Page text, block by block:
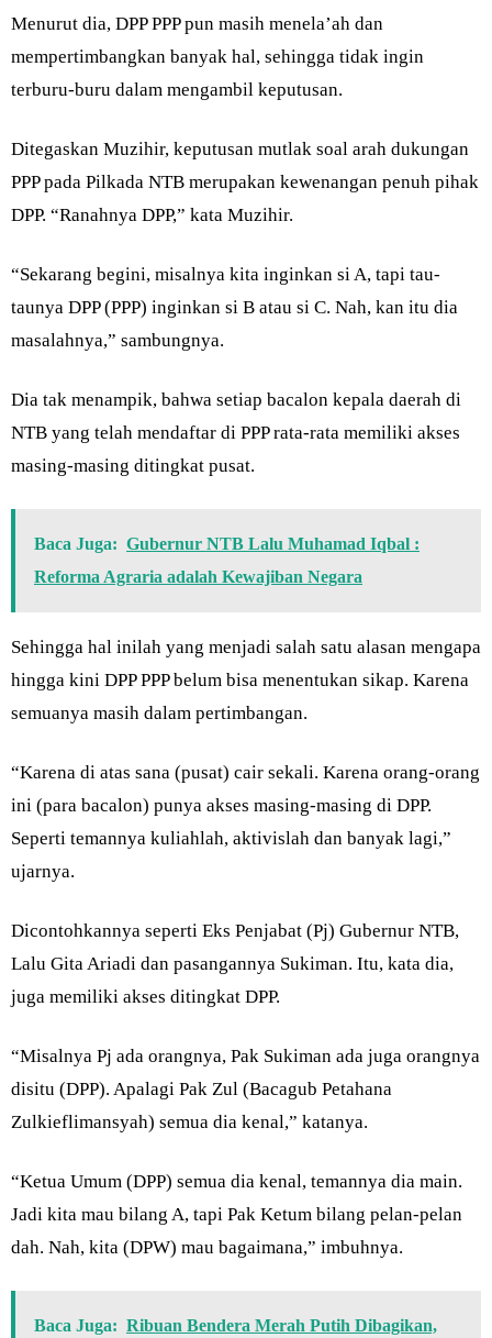
Menurut dia, DPP PPP pun masih menela’ah dan
mempertimbangkan banyak hal, sehingga tidak ingin
terburu-buru dalam mengambil keputusan.
Ditegaskan Muzihir, keputusan mutlak soal arah dukungan
PPP pada Pilkada NTB merupakan kewenangan penuh pihak
DPP. “Ranahnya DPP,” kata Muzihir.
“Sekarang begini, misalnya kita inginkan si A, tapi tau-
taunya DPP (PPP) inginkan si B atau si C. Nah, kan itu dia
masalahnya,” sambungnya.
Dia tak menampik, bahwa setiap bacalon kepala daerah di
NTB yang telah mendaftar di PPP rata-rata memiliki akses
masing-masing ditingkat pusat.
Baca Juga: Gubernur NTB Lalu Muhamad Iqbal :
Reforma Agraria adalah Kewajiban Negara
Sehingga hal inilah yang menjadi salah satu alasan mengapa
hingga kini DPP PPP belum bisa menentukan sikap. Karena
semuanya masih dalam pertimbangan.
“Karena di atas sana (pusat) cair sekali. Karena orang-orang
ini (para bacalon) punya akses masing-masing di DPP.
Seperti temannya kuliahlah, aktivislah dan banyak lagi,”
ujarnya.
Dicontohkannya seperti Eks Penjabat (Pj) Gubernur NTB,
Lalu Gita Ariadi dan pasangannya Sukiman. Itu, kata dia,
juga memiliki akses ditingkat DPP.
“Misalnya Pj ada orangnya, Pak Sukiman ada juga orangnya
disitu (DPP). Apalagi Pak Zul (Bacagub Petahana
Zulkieflimansyah) semua dia kenal,” katanya.
“Ketua Umum (DPP) semua dia kenal, temannya dia main.
Jadi kita mau bilang A, tapi Pak Ketum bilang pelan-pelan
dah. Nah, kita (DPW) mau bagaimana,” imbuhnya.
Baca Juga: Ribuan Bendera Merah Putih Dibagikan,